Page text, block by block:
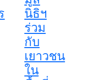
นิธิฯ
ร่วม
กับ
เยาวชน
ใน